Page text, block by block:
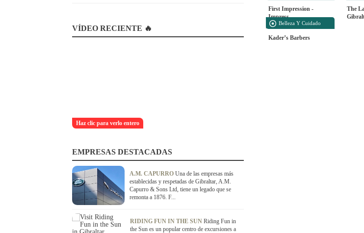
VÍDEO RECIENTE 🔥
Haz clic para verlo entero
EMPRESAS DESTACADAS
A.M. CAPURRO Una de las empresas más
establecidas y respetadas de Gibraltar, A.M.
Capurro & Sons Ltd, tiene un legado que se
remonta a 1876. F...
RIDING FUN IN THE SUN Riding Fun in
the Sun es un popular centro de excursiones a
Construcción
First Impression -
Impress
The
Belleza Y Cuidado
Personal
Kader’s Barbers